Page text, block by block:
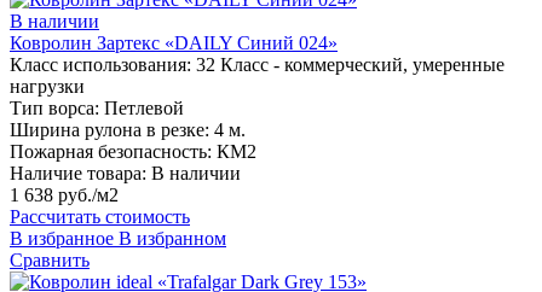
В наличии
Ковролин Зартекс «DAILY Синий 024»
Класс использования: 32 Класс - коммерческий, умеренные
нагрузки
Тип ворса: Петлевой
Ширина рулона в резке: 4 м.
Пожарная безопасность: КМ2
Наличие товара: В наличии
1 638 руб./м2
Рассчитать стоимость
В избранное В избранном
Сравнить